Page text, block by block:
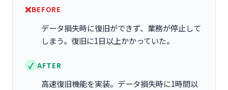
BEFORE
データ損失時に復旧ができず、業務が停止して
しまう。復旧に1日以上かかっていた。
AFTER
高速復旧機能を実装。データ損失時に1時間以